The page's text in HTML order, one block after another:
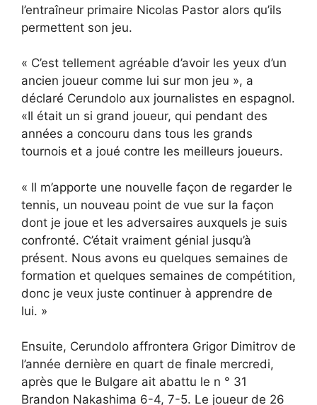
l’entraîneur primaire Nicolas Pastor alors qu’ils
permettent son jeu.
« C’est tellement agréable d’avoir les yeux d’un
ancien joueur comme lui sur mon jeu », a
déclaré Cerundolo aux journalistes en espagnol.
«Il était un si grand joueur, qui pendant des
années a concouru dans tous les grands
tournois et a joué contre les meilleurs joueurs.
« Il m’apporte une nouvelle façon de regarder le
tennis, un nouveau point de vue sur la façon
dont je joue et les adversaires auxquels je suis
confronté. C’était vraiment génial jusqu’à
présent. Nous avons eu quelques semaines de
formation et quelques semaines de compétition,
donc je veux juste continuer à apprendre de
lui. »
Ensuite, Cerundolo affrontera Grigor Dimitrov de
l’année dernière en quart de finale mercredi,
après que le Bulgare ait abattu le n ° 31
Brandon Nakashima 6-4, 7-5. Le joueur de 26